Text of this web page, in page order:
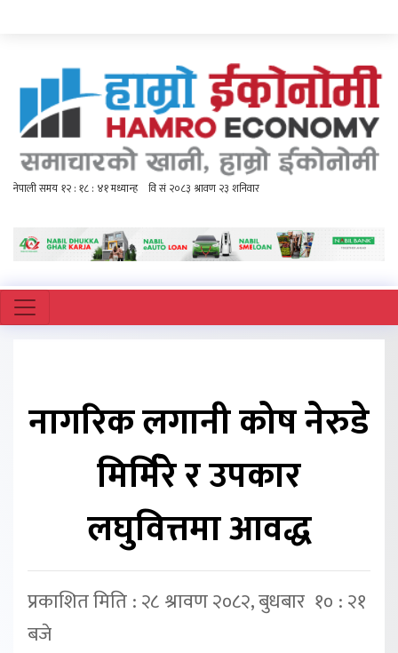
नागरिक लगानी कोष नेरुडे
मिर्मिरे र उपकार
लघुवित्तमा आवद्ध
प्रकाशित मिति : २८ श्रावण २०८२, बुधबार १० : २१
बजे